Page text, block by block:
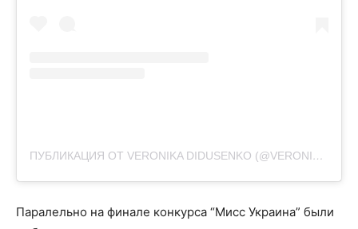
ПУБЛИКАЦИЯ ОТ VERONIKA DIDUSENKO (@VERONIKA_DIDUSENKO)
Паралельно на финале конкурса “Мисс Украина” были